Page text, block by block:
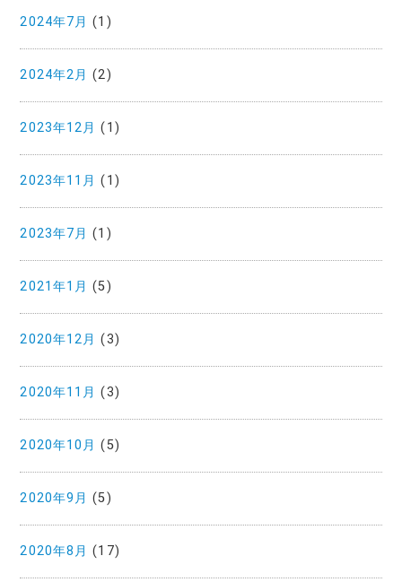
2024年7月 (1)
2024年2月 (2)
2023年12月 (1)
2023年11月 (1)
2023年7月 (1)
2021年1月 (5)
2020年12月 (3)
2020年11月 (3)
2020年10月 (5)
2020年9月 (5)
2020年8月 (17)